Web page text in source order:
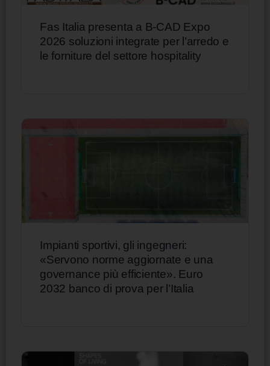
Fas Italia presenta a B-CAD Expo
2026 soluzioni integrate per l’arredo e
le forniture del settore hospitality
Impianti sportivi, gli ingegneri:
«Servono norme aggiornate e una
governance più efficiente». Euro
2032 banco di prova per l’Italia